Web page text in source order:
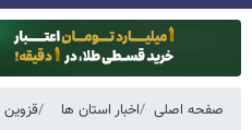
صفحه اصلی اخبار استان ها قزوین